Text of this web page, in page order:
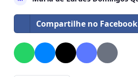
Compartilhe no Facebook